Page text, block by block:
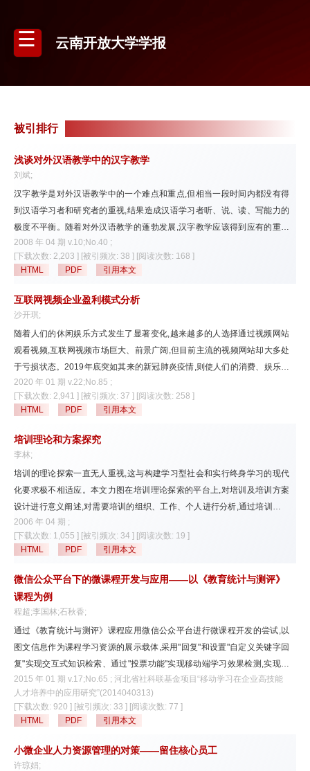
云南开放大学学报
被引排行
浅谈对外汉语教学中的汉字教学
刘斌;
汉字教学是对外汉语教学中的一个难点和重点,但相当一段时间内都没有得
到汉语学习者和研究者的重视,结果造成汉语学习者听、说、读、写能力的
极度不平衡。随着对外汉语教学的蓬勃发展,汉字教学应该得到应有的重视
和发展。特别是应通过分析造成外国学生学写汉字难的原因,从中能找到改
善汉字教学的一些途径。
2008 年 04 期 v.10;No.40 ;
[下载次数: 2,203 ] [被引频次: 38 ] [阅读次数: 168 ]
HTML
PDF 引用本文
互联网视频企业盈利模式分析
沙开琪;
随着人们的休闲娱乐方式发生了显著变化,越来越多的人选择通过视频网站
观看视频,互联网视频市场巨大、前景广阔,但目前主流的视频网站却大多处
于亏损状态。2019年底突如其来的新冠肺炎疫情,则使人们的消费、娱乐行
为在短时间迅即变化,互联网视频企业迎来了更大机遇和挑战。在梳理互联
网视频行业发展脉络的基础上,结合当下重大疫情等热点问题给行业带来的
影响,从财务管理角度分析我国主流视频网站盈利模式,发现其亏损原因,建议
从降低行业竞争程度、改变视频网站定价策略、完善相关技术、加大政策支
持力度等方面来增强互联网视频企业的盈利能力。
2020 年 01 期 v.22;No.85 ;
[下载次数: 2,941 ] [被引频次: 37 ] [阅读次数: 258 ]
HTML
PDF 引用本文
培训理论和方案探究
李林;
培训的理论探索一直无人重视,这与构建学习型社会和实行终身学习的现代
化要求极不相适应。本文力图在培训理论探索的平台上,对培训及培训方案
设计进行意义阐述,对需要培训的组织、工作、个人进行分析,通过培训需求
分析确定培训目标,以培训目标为指南来设计培训方案,根据具体情况考虑哪
些因素进行择优处理,确定初步方案,再对培训方案评估修改,最终设计出一个
有效的培训方案。
2006 年 04 期 ;
[下载次数: 1,055 ] [被引频次: 34 ] [阅读次数: 19 ]
HTML
PDF 引用本文
微信公众平台下的微课程开发与应用——以《教育统计与测评》
课程为例
程超;李国林;石秋香;
通过《教育统计与测评》课程应用微信公众平台进行微课程开发的尝试,以
图文信息作为课程学习资源的展示载体,采用"回复"和设置"自定义关键字回
复"实现交互式知识检索、通过"投票功能"实现移动端学习效果检测,实现了
基于微信的微课程移动教学。微课程推出后,在没有教师硬性要求的情况下,
学生主动关注公众号人数比例和主动阅读课程微信信息的情况都很理想。实
践证明,微信公众平台的功能基本满足微课程教学需求,为高校理论课程的混
程网站具有充分的现实可行性。
2015 年 01 期 v.17;No.65 ; 河北省社科联基金项目“移动学习在企业高技能
人才培养中的应用研究”(2014040313)
[下载次数: 920 ] [被引频次: 33 ] [阅读次数: 77 ]
HTML
PDF 引用本文
小微企业人力资源管理的对策——留住核心员工
许琼娟;